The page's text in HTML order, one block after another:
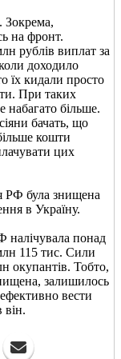
Зокрема,
на фронт.
рублів виплат за
доходило
їх кидали просто
При таких
набагато більше.
бачать, що
кошти
цих
РФ була знищена
в Україну.
налічувала понад
115 тис. Сили
окупантів. Тобто,
залишилось
вести
він.